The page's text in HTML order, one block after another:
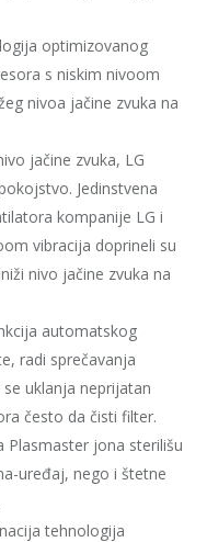
optimizovanog
s niskim nivoom
nivoa jačine zvuka na
jačine zvuka, LG
Jedinstvena
kompanije LG i
vibracija doprineli su
nivo jačine zvuka na
automatskog
radi sprečavanja
uklanja neprijatan
često da čisti filter.
Plasmaster jona sterilišu
uređaj, nego i štetne
tehnologija